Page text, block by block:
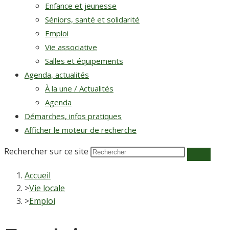
Enfance et jeunesse
Séniors, santé et solidarité
Emploi
Vie associative
Salles et équipements
Agenda, actualités
À la une / Actualités
Agenda
Démarches, infos pratiques
Afficher le moteur de recherche
Rechercher sur ce site
Accueil
>Vie locale
>Emploi